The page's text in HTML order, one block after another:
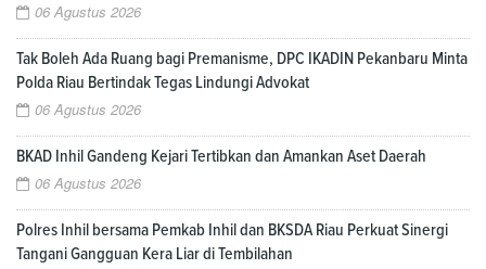
06 Agustus 2026
Tak Boleh Ada Ruang bagi Premanisme, DPC IKADIN Pekanbaru Minta
Polda Riau Bertindak Tegas Lindungi Advokat
06 Agustus 2026
BKAD Inhil Gandeng Kejari Tertibkan dan Amankan Aset Daerah
06 Agustus 2026
Polres Inhil bersama Pemkab Inhil dan BKSDA Riau Perkuat Sinergi
Tangani Gangguan Kera Liar di Tembilahan